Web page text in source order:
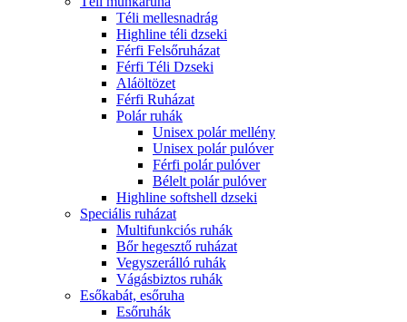
Téli mellesnadrág
Highline téli dzseki
Férfi Felsőruházat
Férfi Téli Dzseki
Aláöltözet
Férfi Ruházat
Polár ruhák
Unisex polár mellény
Unisex polár pulóver
Férfi polár pulóver
Bélelt polár pulóver
Highline softshell dzseki
Speciális ruházat
Multifunkciós ruhák
Bőr hegesztő ruházat
Vegyszerálló ruhák
Vágásbiztos ruhák
Esőkabát, esőruha
Esőruhák